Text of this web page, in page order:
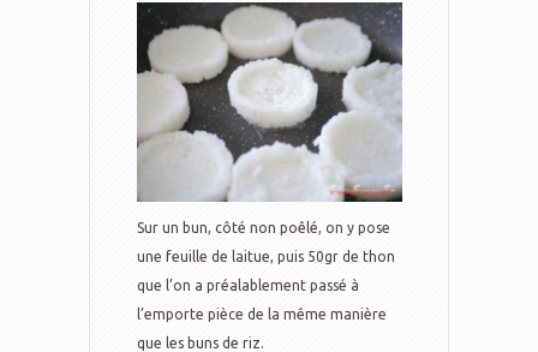
Sur un bun, côté non poêlé, on y pose
une feuille de laitue, puis 50gr de thon
que l’on a préalablement passé à
l’emporte pièce de la même manière
que les buns de riz.